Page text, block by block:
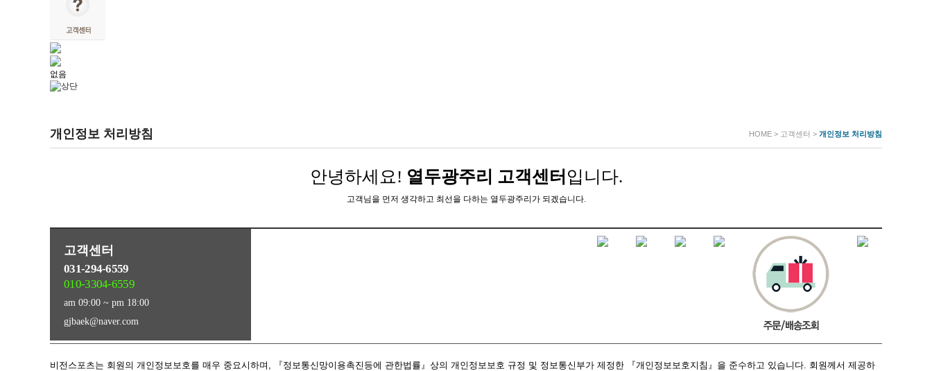
없음
개인정보 처리방침 HOME > 고객센터 > 개인정보 처리방침
안녕하세요! 열두광주리 고객센터 입니다.
고객님을 먼저 생각하고 최선을 다하는 열두광주리가 되겠습니다.
고객센터
031-294-6559
010-3304-6559
am 09:00 ~ pm 18:00
gjbaek@naver.com
비전스포츠는 회원의 개인정보보호를 매우 중요시하며, 『정보통신망이용촉진등에 관한법률』상의 개인정보보호 규정 및 정보통신부가 제정한 『개인정보보호지침』을 준수하고 있습니다. 회원께서 제공하